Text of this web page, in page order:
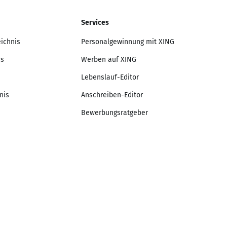
Services
Personalgewinnung mit XING
Werben auf XING
Lebenslauf-Editor
Anschreiben-Editor
Bewerbungsratgeber